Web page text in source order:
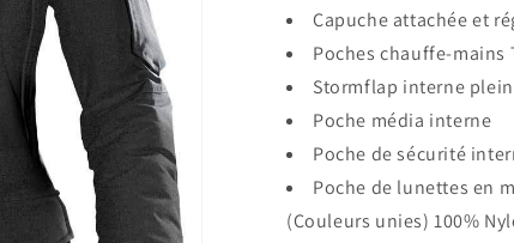
Capuche attachée et
Poches chauffe-mains
Stormflap interne
Poche média interne
Poche de sécurité
Poche de lunettes en
(Couleurs unies) 100%